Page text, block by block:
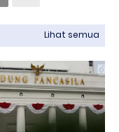
Lihat semua